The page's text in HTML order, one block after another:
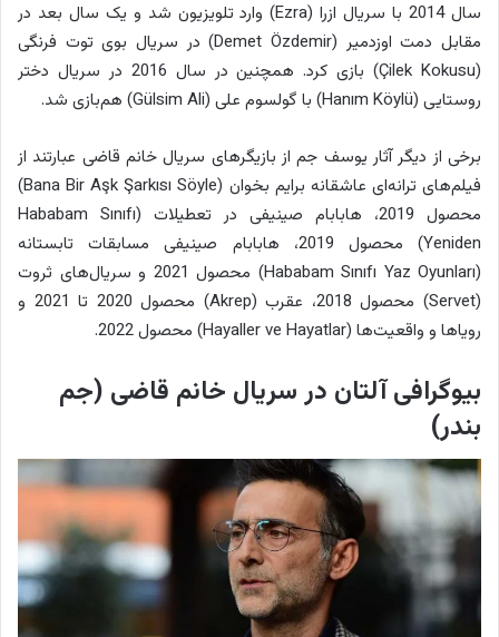
سال 2014 با سریال ازرا (Ezra) وارد تلویزیون شد و یک سال بعد در
مقابل دمت اوزدمیر (Demet Özdemir) در سریال بوی توت فرنگی
(Çilek Kokusu) بازی کرد. همچنین در سال 2016 در سریال دختر
روستایی (Hanım Köylü) با گولسوم علی (Gülsim Ali) هم‌بازی شد.
برخی از دیگر آثار یوسف جم از بازیگرهای سریال خانم قاضی عبارتند از
فیلم‌های ترانه‌ای عاشقانه برایم بخوان (Bana Bir Aşk Şarkısı Söyle)
محصول 2019، هابابام صینیفی در تعطیلات (Hababam Sınıfı
Yeniden) محصول 2019، هابابام صینیفی مسابقات تابستانه
(Hababam Sınıfı Yaz Oyunları) محصول 2021 و سریال‌های ثروت
(Servet) محصول 2018، عقرب (Akrep) محصول 2020 تا 2021 و
رویاها و واقعیت‌ها (Hayaller ve Hayatlar) محصول 2022.
بیوگرافی آلتان در سریال خانم قاضی (جم
بندر)